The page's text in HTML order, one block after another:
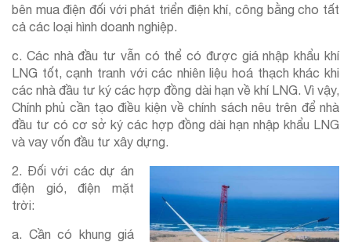
bên mua điện đối với phát triển điện khí, công bằng cho tất
cả các loại hình doanh nghiệp.
c. Các nhà đầu tư vẫn có thể có được giá nhập khẩu khí
LNG tốt, cạnh tranh với các nhiên liệu hoá thạch khác khi
các nhà đầu tư ký các hợp đồng dài hạn về khí LNG. Vì vậy,
Chính phủ cần tạo điều kiện về chính sách nêu trên để nhà
đầu tư có cơ sở ký các hợp đồng dài hạn nhập khẩu LNG
và vay vốn đầu tư xây dựng.
2. Đối với các dự án
điện gió, điện mặt
trời:
a. Cần có khung giá